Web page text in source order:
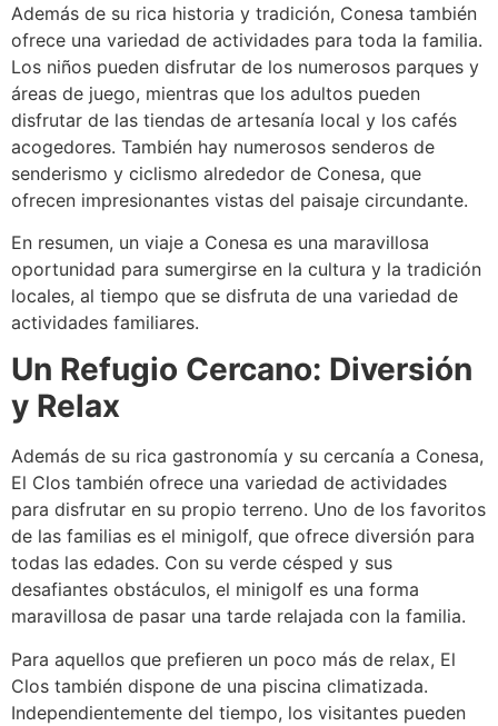
Además de su rica historia y tradición, Conesa también
ofrece una variedad de actividades para toda la familia.
Los niños pueden disfrutar de los numerosos parques y
áreas de juego, mientras que los adultos pueden
disfrutar de las tiendas de artesanía local y los cafés
acogedores. También hay numerosos senderos de
senderismo y ciclismo alrededor de Conesa, que
ofrecen impresionantes vistas del paisaje circundante.
En resumen, un viaje a Conesa es una maravillosa
oportunidad para sumergirse en la cultura y la tradición
locales, al tiempo que se disfruta de una variedad de
actividades familiares.
Un Refugio Cercano: Diversión
y Relax
Además de su rica gastronomía y su cercanía a Conesa,
El Clos también ofrece una variedad de actividades
para disfrutar en su propio terreno. Uno de los favoritos
de las familias es el minigolf, que ofrece diversión para
todas las edades. Con su verde césped y sus
desafiantes obstáculos, el minigolf es una forma
maravillosa de pasar una tarde relajada con la familia.
Para aquellos que prefieren un poco más de relax, El
Clos también dispone de una piscina climatizada.
Independientemente del tiempo, los visitantes pueden